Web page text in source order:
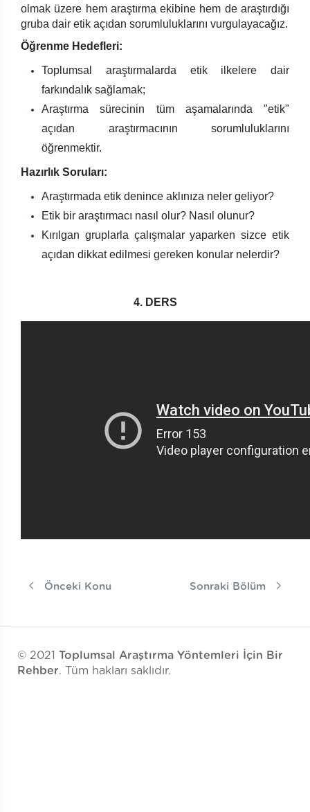
olmak üzere hem araştırma ekibine hem de araştırdığı
gruba dair etik açıdan sorumluluklarını vurgulayacağız.
Öğrenme Hedefleri:
Toplumsal araştırmalarda etik ilkelere dair
farkındalık sağlamak;
Araştırma sürecinin tüm aşamalarında "etik"
açıdan araştırmacının sorumluluklarını
öğrenmektir.
Hazırlık Soruları:
Araştırmada etik denince aklınıza neler geliyor?
Etik bir araştırmacı nasıl olur? Nasıl olunur?
Kırılgan gruplarla çalışmalar yaparken sizce etik
açıdan dikkat edilmesi gereken konular nelerdir?
4. DERS
Önceki Konu Sonraki Bölüm
© 2021 Toplumsal Araştırma Yöntemleri İçin Bir
Rehber. Tüm hakları saklıdır.